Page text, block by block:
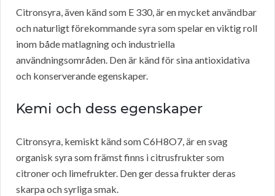
Citronsyra, även känd som E 330, är en mycket användbar
och naturligt förekommande syra som spelar en viktig roll
inom både matlagning och industriella
användningsområden. Den är känd för sina antioxidativa
och konserverande egenskaper.
Kemi och dess egenskaper
Citronsyra, kemiskt känd som C6H8O7, är en svag
organisk syra som främst finns i citrusfrukter som
citroner och limefrukter. Den ger dessa frukter deras
skarpa och syrliga smak.